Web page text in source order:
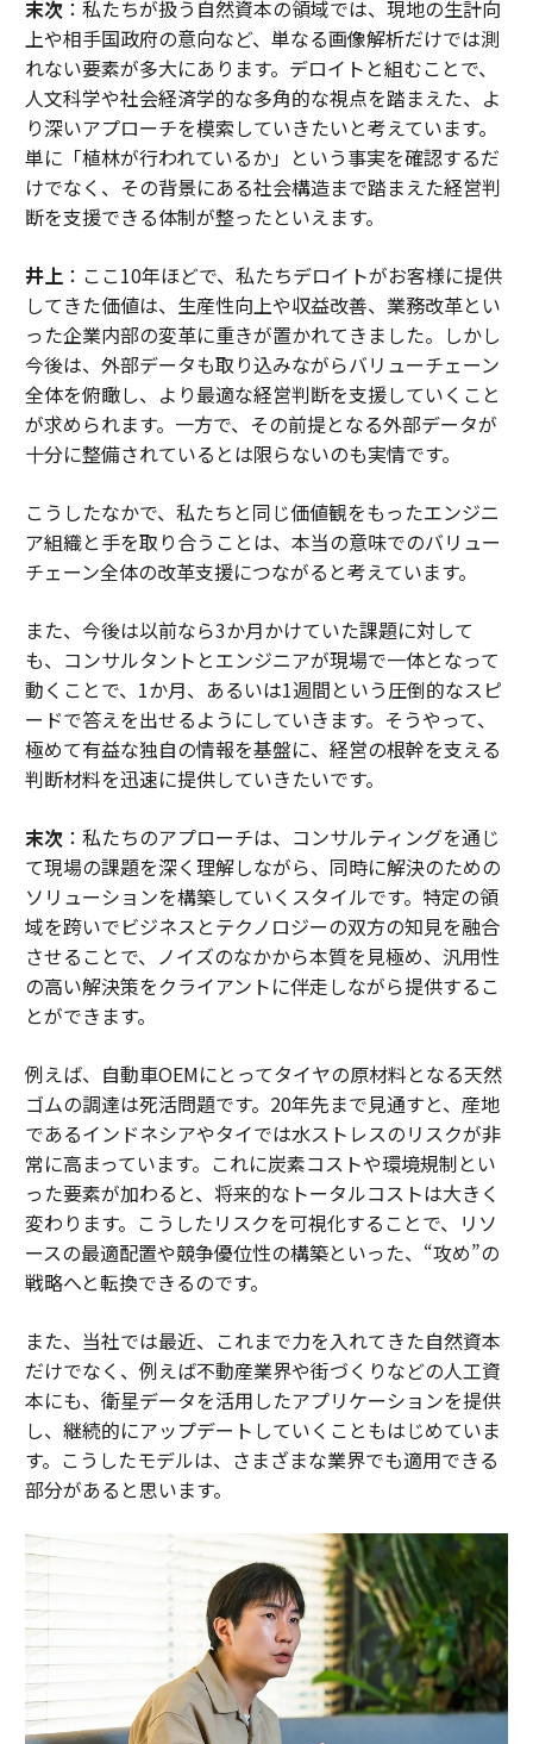
末次：私たちが扱う自然資本の領域では、現地の生計向
上や相手国政府の意向など、単なる画像解析だけでは測
れない要素が多大にあります。デロイトと組むことで、
人文科学や社会経済学的な多角的な視点を踏まえた、よ
り深いアプローチを模索していきたいと考えています。
単に「植林が行われているか」という事実を確認するだ
けでなく、その背景にある社会構造まで踏まえた経営判
断を支援できる体制が整ったといえます。
井上：ここ10年ほどで、私たちデロイトがお客様に提供
してきた価値は、生産性向上や収益改善、業務改革とい
った企業内部の変革に重きが置かれてきました。しかし
今後は、外部データも取り込みながらバリューチェーン
全体を俯瞰し、より最適な経営判断を支援していくこと
が求められます。一方で、その前提となる外部データが
十分に整備されているとは限らないのも実情です。
こうしたなかで、私たちと同じ価値観をもったエンジニ
ア組織と手を取り合うことは、本当の意味でのバリュー
チェーン全体の改革支援につながると考えています。
また、今後は以前なら3か月かけていた課題に対して
も、コンサルタントとエンジニアが現場で一体となって
動くことで、1か月、あるいは1週間という圧倒的なスピ
ードで答えを出せるようにしていきます。そうやって、
極めて有益な独自の情報を基盤に、経営の根幹を支える
判断材料を迅速に提供していきたいです。
末次：私たちのアプローチは、コンサルティングを通じ
て現場の課題を深く理解しながら、同時に解決のための
ソリューションを構築していくスタイルです。特定の領
域を跨いでビジネスとテクノロジーの双方の知見を融合
させることで、ノイズのなかから本質を見極め、汎用性
の高い解決策をクライアントに伴走しながら提供するこ
とができます。
例えば、自動車OEMにとってタイヤの原材料となる天然
ゴムの調達は死活問題です。20年先まで見通すと、産地
であるインドネシアやタイでは水ストレスのリスクが非
常に高まっています。これに炭素コストや環境規制とい
った要素が加わると、将来的なトータルコストは大きく
変わります。こうしたリスクを可視化することで、リソ
ースの最適配置や競争優位性の構築といった、“攻め”の
戦略へと転換できるのです。
また、当社では最近、これまで力を入れてきた自然資本
だけでなく、例えば不動産業界や街づくりなどの人工資
本にも、衛星データを活用したアプリケーションを提供
し、継続的にアップデートしていくこともはじめていま
す。こうしたモデルは、さまざまな業界でも適用できる
部分があると思います。